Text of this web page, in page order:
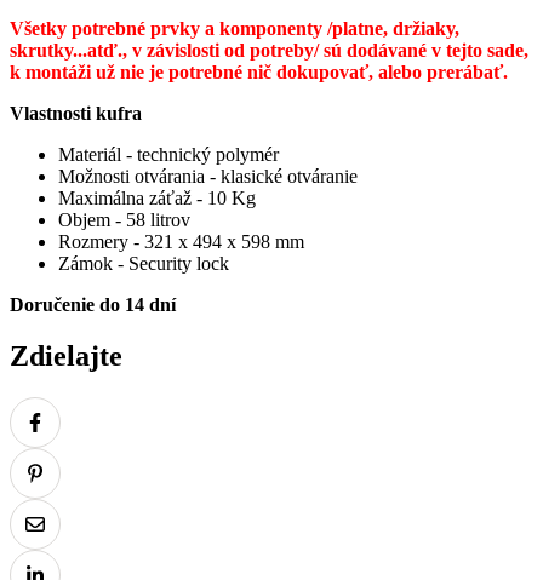
Všetky potrebné prvky a komponenty /platne, držiaky,
skrutky...atď., v závislosti od potreby/ sú dodávané v tejto sade,
k montáži už nie je potrebné nič dokupovať, alebo prerábať.
Vlastnosti kufra
Materiál - technický polymér
Možnosti otvárania - klasické otváranie
Maximálna záťaž - 10 Kg
Objem - 58 litrov
Rozmery - 321 x 494 x 598 mm
Zámok - Security lock
Doručenie do 14 dní
Zdielajte